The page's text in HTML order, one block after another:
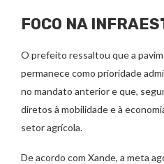
FOCO NA
O prefeito ressaltou que a
permanece como prioridade
no mandato anterior e que,
diretos à mobilidade e à
setor agrícola.
De acordo com Xande, a meta